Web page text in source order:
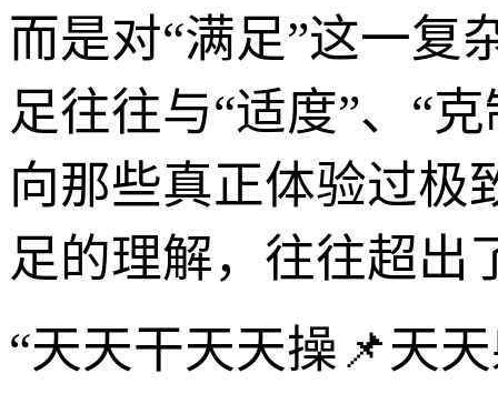
而是对“满足”这一复
足往往与“适度”、“
向那些真正体验过极
足的理解，往往超出
“天天干天天操📌天